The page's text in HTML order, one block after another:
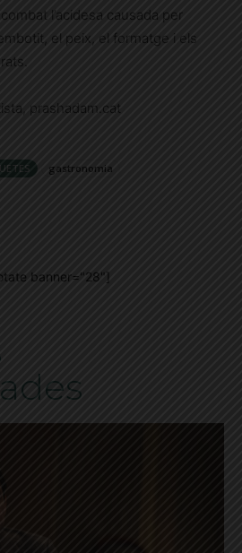
l’acidesa causada per
el peix, el formatge i els
prashadam.cat
gastronomia
banner="28"]